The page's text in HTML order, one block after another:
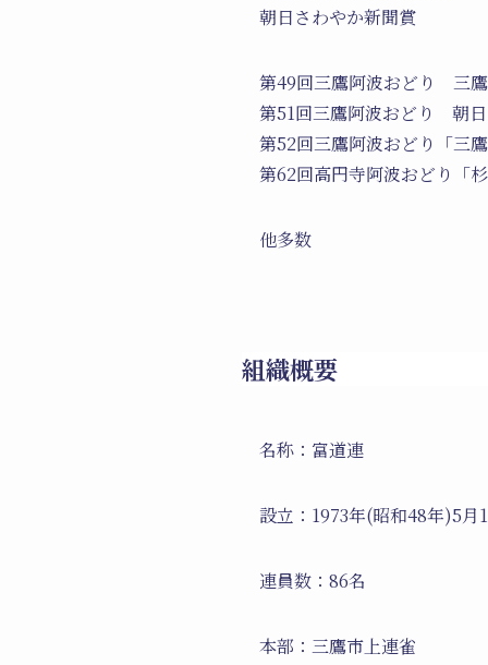
朝日さわやか新聞賞
第49回三鷹阿波おどり 三
第51回三鷹阿波おどり 朝
第52回三鷹阿波おどり「三
第62回高円寺阿波おどり「
他多数
組織概要
名称：富道連
設立：1973年(昭和48年)5月
連員数：86名
本部：三鷹市上連雀